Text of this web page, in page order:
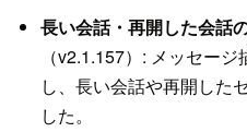
長い会話・再開した会話
（v2.1.157）: メッセー
し、長い会話や再開した
した。